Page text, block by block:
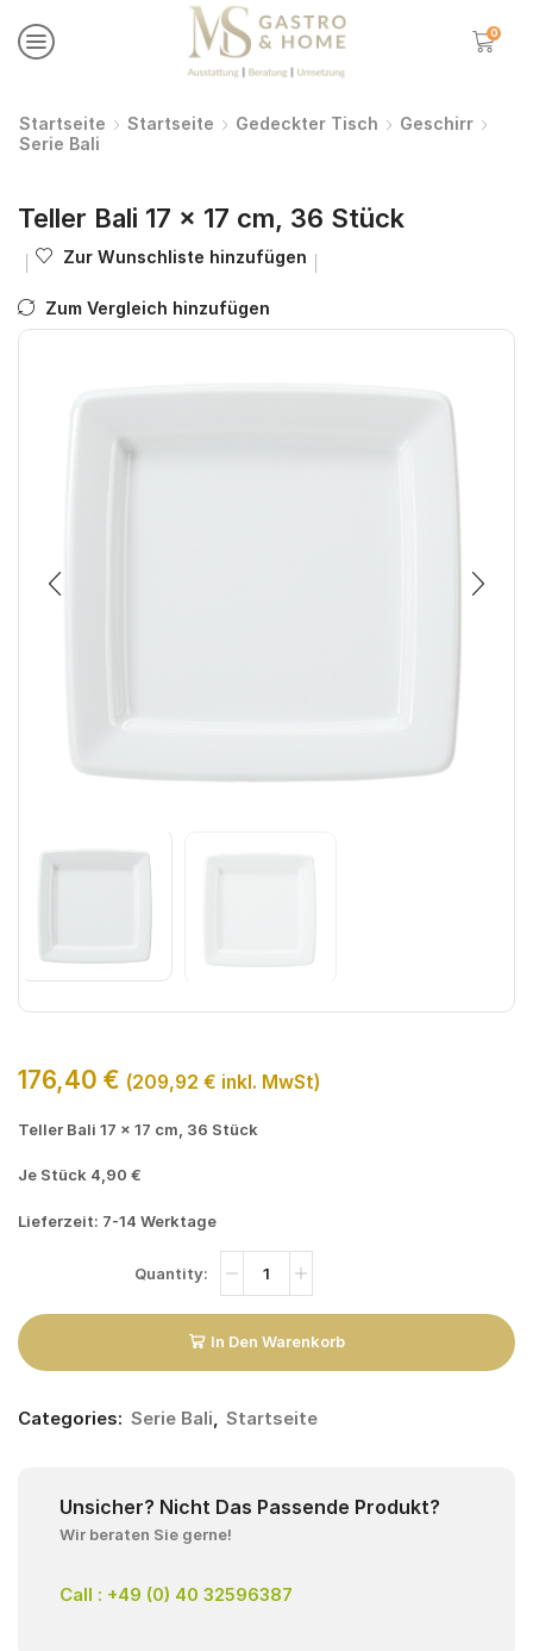
0
Startseite Startseite Gedeckter Tisch
Geschirr
Serie Bali
Teller Bali 17 x 17 cm, 36 Stück
Zur Wunschliste hinzufügen
Zum Vergleich hinzufügen
176,40 € (209,92 € inkl. MwSt)
Teller Bali 17 x 17 cm, 36 Stück
Je Stück 4,90 €
Lieferzeit: 7-14 Werktage
In Den Warenkorb
Categories: Serie Bali, Startseite
Unsicher? Nicht Das Passende Produkt?
Wir beraten Sie gerne!
Call : +49 (0) 40 32596387